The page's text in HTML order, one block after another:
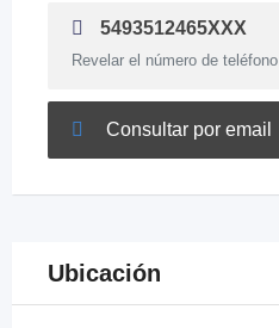
5493512465XXX
Revelar el número de teléfono
Consultar por email
Ubicación